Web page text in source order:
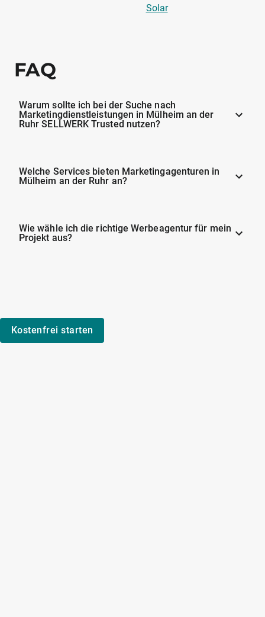
Solar
FAQ
Warum sollte ich bei der Suche nach
Marketingdienstleistungen in Mülheim an der
Ruhr SELLWERK Trusted nutzen?
Welche Services bieten Marketingagenturen in
Mülheim an der Ruhr an?
Wie wähle ich die richtige Werbeagentur für mein
Projekt aus?
Kostenfrei starten